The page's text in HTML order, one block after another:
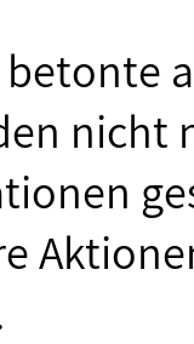
nicht